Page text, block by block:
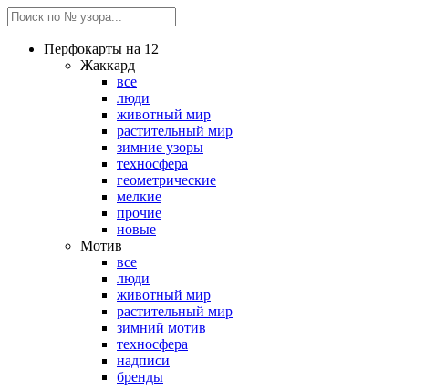
Перфокарты на 12
Жаккард
все
люди
животный мир
растительный мир
зимние узоры
техносфера
геометрические
мелкие
прочие
новые
Мотив
все
люди
животный мир
растительный мир
зимний мотив
техносфера
надписи
бренды